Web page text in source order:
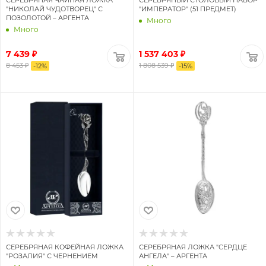
ЛОЖКИ ЧАЙНЫЕ ЛОЖКИ КОФЕЙНЫЕ
ЛОЖКИ ДЛЯ МОРОЖЕНОГО ЛОЖКИ ДЛЯ НАПИТКОВ
ЛОПАТКИ ДЛЯ ТОРТА ЛОПАТКИ ДЛЯ ИКРЫ
ВИЛКИ ДЕСЕРТНЫЕ
ВИЛКИ ДЛЯ ЛИМОНА
НОЖИ СТОЛОВЫЕ
НОЖИ ДЛЯ СЫРА
НОЖИ ДЛЯ РЫБЫ
НОЖИ ДЛЯ ЛИМОНА НОЖИ ДЛЯ МАСЛА
ЩИПЦЫ ДЛЯ САХАРА БОКАЛЫ
ВАЗЫ ДЛЯ ВАРЕНЬЯ ГРАФИНЫ ИКОРНИЦЫ
"НИКОЛАЙ ЧУДОТВОРЕЦ" С
ПОЗОЛОТОЙ – АРГЕНТА
Много
7 439 ₽
8 453 ₽ -12%
"ИМПЕРАТОР" (51 ПРЕДМЕТ)
Много
1 537 403 ₽
1 808 539 ₽ -15%
СЕРЕБРЯНАЯ КОФЕЙНАЯ ЛОЖКА
"РОЗАЛИЯ" С ЧЕРНЕНИЕМ
СЕРЕБРЯНАЯ ЛОЖКА "СЕРДЦЕ
АНГЕЛА" – АРГЕНТА